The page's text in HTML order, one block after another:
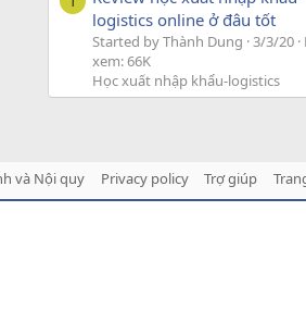
logistics online ở đâu tốt
Started by Thành Dung 3/3/20
xem: 66K
Học xuất nhập khẩu-logistics
và Nội quy Privacy policy Trợ giúp